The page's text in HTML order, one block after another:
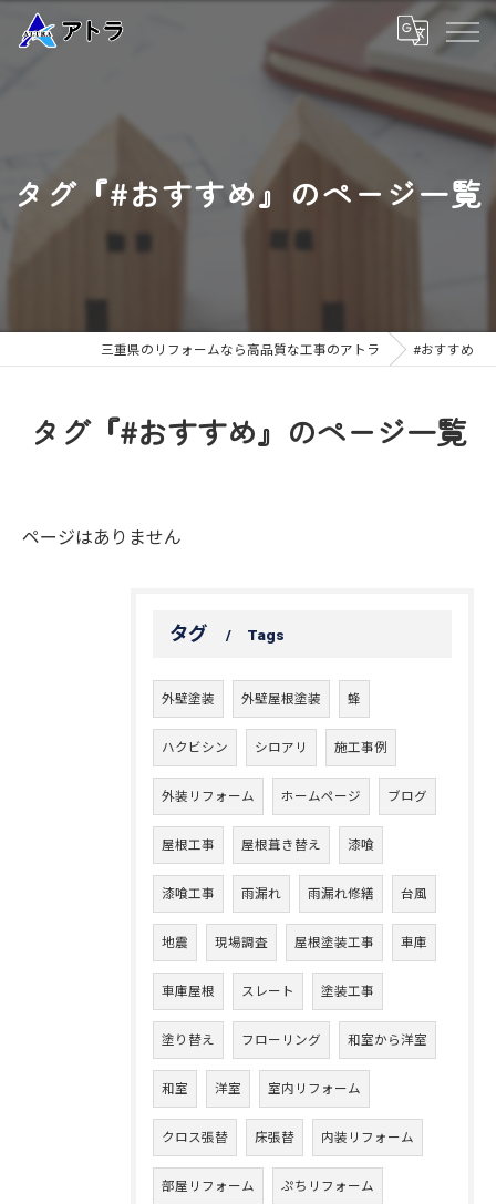
タグ『#おすすめ』のページ一覧
三重県のリフォームなら高品質な工事のアトラ #おすすめ
タグ『#おすすめ』のページ一覧
ページはありません
タグ Tags
外壁塗装 外壁屋根塗装 蜂
ハクビシン シロアリ 施工事例
外装リフォーム ホームページ ブログ
屋根工事 屋根葺き替え 漆喰
漆喰工事 雨漏れ 雨漏れ修繕 台風
地震 現場調査 屋根塗装工事 車庫
車庫屋根 スレート 塗装工事
塗り替え フローリング 和室から洋室
和室 洋室 室内リフォーム
クロス張替 床張替 内装リフォーム
部屋リフォーム ぷちリフォーム